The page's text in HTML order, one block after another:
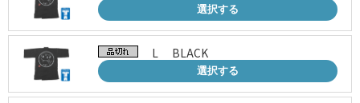
選択する
L BLACK
選択する